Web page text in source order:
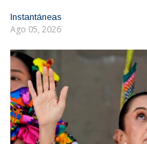
Instantáneas
Ago 05, 2026